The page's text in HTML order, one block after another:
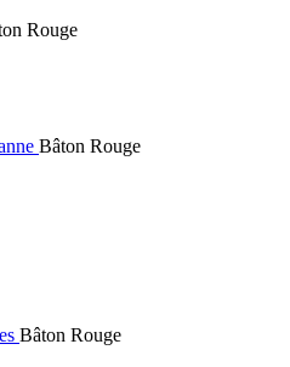
Rouge
Bâton Rouge
Bâton Rouge